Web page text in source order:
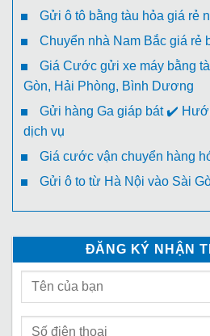
Gửi ô tô bằng tàu hỏa giá rẻ
Chuyển nhà Nam Bắc giá rẻ
Giá Cước gửi xe máy bằng
Gòn, Hải Phòng, Bình Dương
Gửi hàng Ga giáp bát ✔️
dịch vụ
Giá cước vận chuyển hàng
Gửi ô to từ Hà Nội vào Sài
ĐĂNG KÝ NHẬN